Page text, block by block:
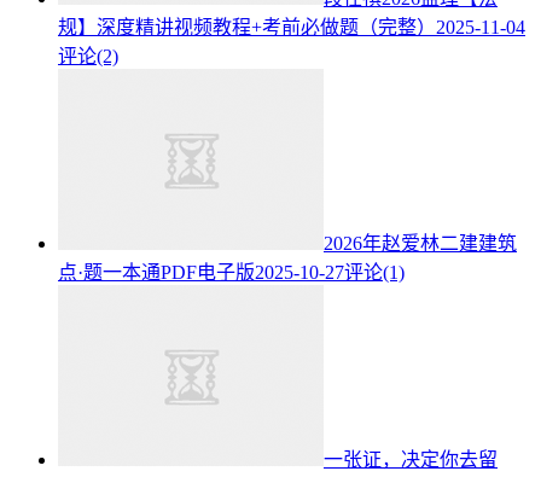
规】深度精讲视频教程+考前必做题（完整） 2025-11-04
评论(2)
2026年赵爱林二建建筑
点·题一本通PDF电子版2025-10-27评论(1)
一张证，决定你去留